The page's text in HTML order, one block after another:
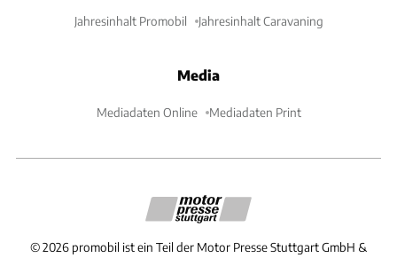
Jahresinhalt Promobil Jahresinhalt Caravaning
Media
Mediadaten Online Mediadaten Print
©2026 promobil ist ein Teil der Motor Presse Stuttgart GmbH &